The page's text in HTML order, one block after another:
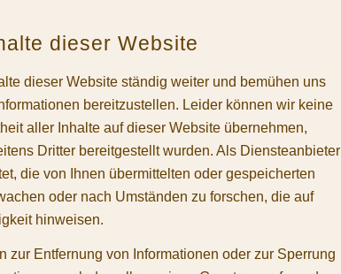
dieser Website
dieser Website ständig weiter und bemühen uns
bereitzustellen. Leider können wir keine
aller Inhalte auf dieser Website übernehmen,
Dritter bereitgestellt wurden. Als Diensteanbieter
die von Ihnen übermittelten oder gespeicherten
oder nach Umständen zu forschen, die auf
hinweisen.
zur Entfernung von Informationen oder zur Sperrung